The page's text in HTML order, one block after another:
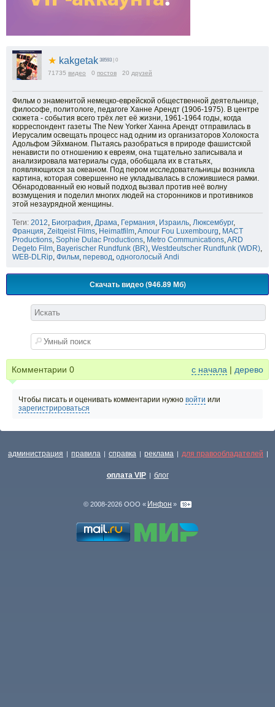
★ kakgetak 38593 | 0
71735 видео 0 постов 20 друзей
Фильм о знаменитой немецко-еврейской общественной деятельнице,
философе, политологе, педагоге Ханне Арендт (1906-1975). В центре
сюжета - события всего трёх лет её жизни, 1961-1964 годы, когда
корреспондент газеты The New Yorker Ханна Арендт отправилась в
Иерусалим освещать процесс над одним из организаторов Холокоста
Адольфом Эйхманом. Пытаясь разобраться в природе фашистской
ненависти по отношению к евреям, она тщательно записывала и
анализировала материалы суда, обобщала их в статьях,
появляющихся за океаном. Под пером исследовательницы возникла
картина, которая совершенно не укладывалась в сложившиеся рамки.
Обнародованный ею новый подход вызвал против неё волну
возмущения и поделил многих людей на сторонников и противников
этой незаурядной женщины.
Теги: 2012 Биография Драма Германия Израиль Люксембург,
Франция Zeitqeist Films Heimatfilm Amour Fou Luxembourg MACT
Productions Sophie Dulac Productions Metro Communications ARD
Degeto Film Bayerischer Rundfunk (BR) Westdeutscher Rundfunk (WDR)
WEB-DLRip Фильм перевод одноголосый Andi
Скачать видео (946.89 Мб)
Комментарии 0 с начала | дерево
Чтобы писать и оценивать комментарии нужно войти или
зарегистрироваться
администрация | правила | справка | реклама | для правообладателей |
оплата VIP | блог
© 2008-2026 ООО « Инфон »